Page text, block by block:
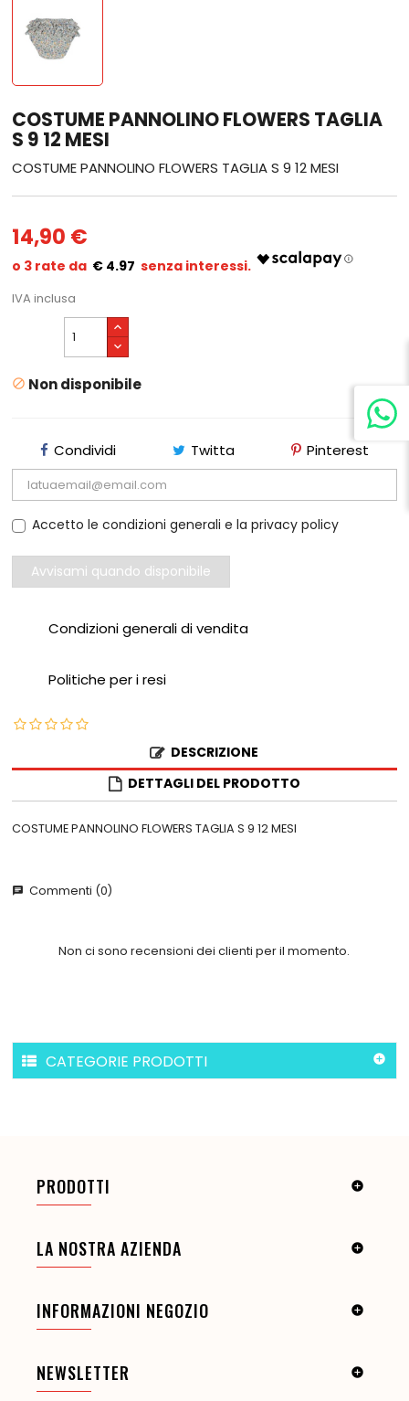
COSTUME PANNOLINO FLOWERS TAGLIA
S 9 12 MESI
COSTUME PANNOLINO FLOWERS TAGLIA S 9 12 MESI
14,90 €
€ 4.97
IVA inclusa
 Non disponibile
Condividi Twitta Pinterest
Accetto le condizioni generali e la privacy policy
Avvisami quando disponibile
Condizioni generali di vendita
Politiche per i resi
DESCRIZIONE
DETTAGLI DEL PRODOTTO
COSTUME PANNOLINO FLOWERS TAGLIA S 9 12 MESI
chat Commenti (0)
Non ci sono recensioni dei clienti per il momento.
CATEGORIE PRODOTTI 
PRODOTTI 
LA NOSTRA AZIENDA 
INFORMAZIONI NEGOZIO 
NEWSLETTER 